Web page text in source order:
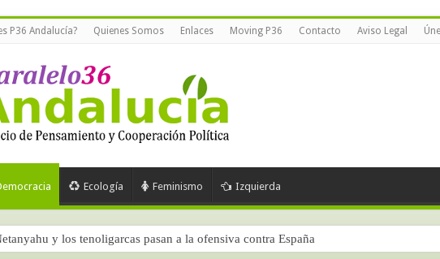
P36 Andalucía? Quienes Somos Enlaces Moving P36 Contacto Aviso Legal
Ecología Feminismo Izquierda
y los tenoligarcas pasan a la ofensiva contra España